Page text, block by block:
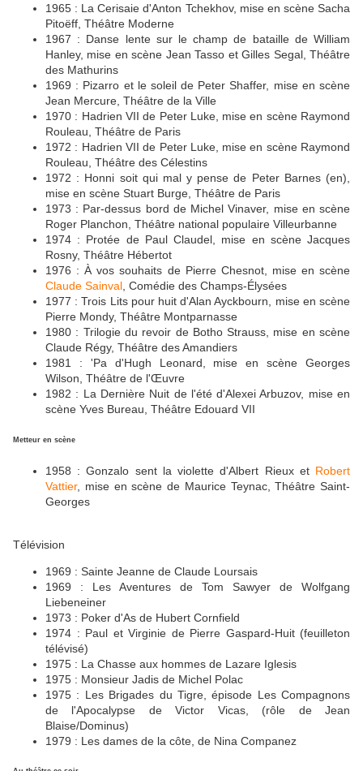
1965 : La Cerisaie d'Anton Tchekhov, mise en scène Sacha
Pitoëff, Théâtre Moderne
1967 : Danse lente sur le champ de bataille de William
Hanley, mise en scène Jean Tasso et Gilles Segal, Théâtre
des Mathurins
1969 : Pizarro et le soleil de Peter Shaffer, mise en scène
Jean Mercure, Théâtre de la Ville
1970 : Hadrien VII de Peter Luke, mise en scène Raymond
Rouleau, Théâtre de Paris
1972 : Hadrien VII de Peter Luke, mise en scène Raymond
Rouleau, Théâtre des Célestins
1972 : Honni soit qui mal y pense de Peter Barnes (en),
mise en scène Stuart Burge, Théâtre de Paris
1973 : Par-dessus bord de Michel Vinaver, mise en scène
Roger Planchon, Théâtre national populaire Villeurbanne
1974 : Protée de Paul Claudel, mise en scène Jacques
Rosny, Théâtre Hébertot
1976 : À vos souhaits de Pierre Chesnot, mise en scène
Claude Sainval , Comédie des Champs-Élysées
1977 : Trois Lits pour huit d'Alan Ayckbourn, mise en scène
Pierre Mondy, Théâtre Montparnasse
1980 : Trilogie du revoir de Botho Strauss, mise en scène
Claude Régy, Théâtre des Amandiers
1981 : 'Pa d'Hugh Leonard, mise en scène Georges
Wilson, Théâtre de l'Œuvre
1982 : La Dernière Nuit de l'été d'Alexei Arbuzov, mise en
scène Yves Bureau, Théâtre Edouard VII
Metteur en scène
1958 : Gonzalo sent la violette d'Albert Rieux et Robert
Vattier, mise en scène de Maurice Teynac, Théâtre Saint-
Georges
Télévision
1969 : Sainte Jeanne de Claude Loursais
1969 : Les Aventures de Tom Sawyer de Wolfgang
Liebeneiner
1973 : Poker d'As de Hubert Cornfield
1974 : Paul et Virginie de Pierre Gaspard-Huit (feuilleton
télévisé)
1975 : La Chasse aux hommes de Lazare Iglesis
1975 : Monsieur Jadis de Michel Polac
1975 : Les Brigades du Tigre, épisode Les Compagnons
de l'Apocalypse de Victor Vicas, (rôle de Jean
Blaise/Dominus)
1979 : Les dames de la côte, de Nina Companez